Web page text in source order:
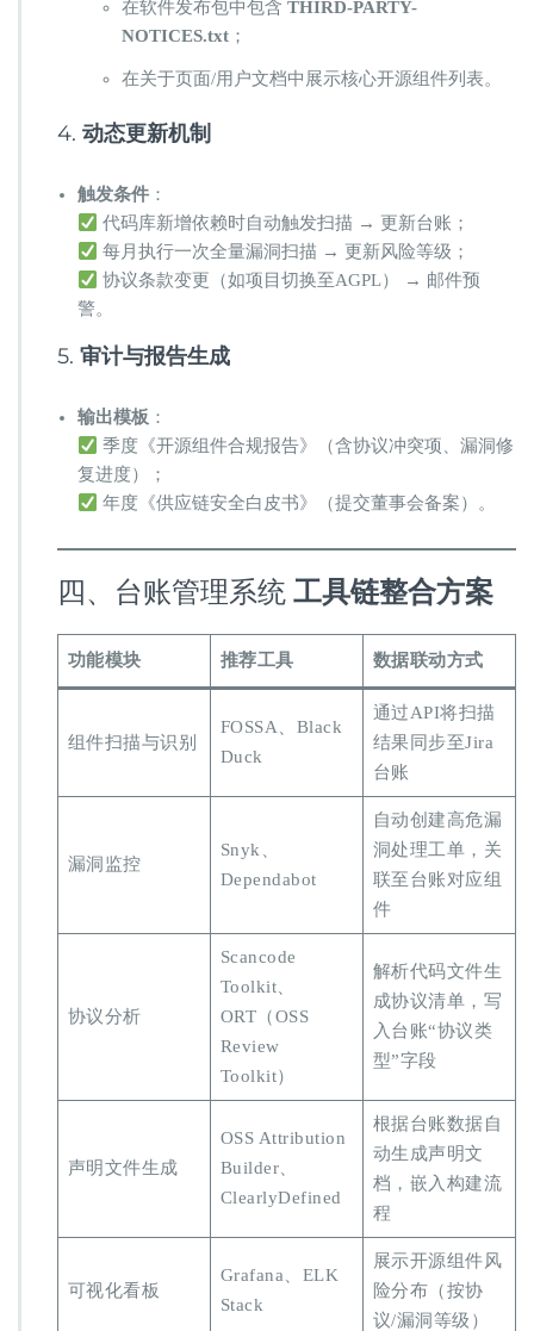
在软件发布包中包含 ​ THIRD-PARTY-
NOTICES.txt；
在关于页面/用户文档中展示核心开源组件列表。
4. ​ 动态更新机制
触发条件 ：
代码库新增依赖时自动触发扫描 → 更新台账；
每月执行一次全量漏洞扫描 → 更新风险等级；
协议条款变更（如项目切换至AGPL） → 邮件预
警。
5. ​ 审计与报告生成
输出模板 ：
季度《开源组件合规报告》（含协议冲突项、漏洞修
复进度）；
年度《供应链安全白皮书》（提交董事会备案）。
四、台账管理系统 ​ 工具链整合方案
功能模块 推荐工具 数据联动方式
组件扫描与识别
FOSSA、Black
Duck
通过API将扫描
结果同步至Jira
台账
漏洞监控
Snyk、
Dependabot
自动创建高危漏
洞处理工单，关
联至台账对应组
件
协议分析
Scancode
Toolkit、
ORT（OSS
Review
Toolkit）
解析代码文件生
成协议清单，写
入台账“协议类
型”字段
声明文件生成
OSS Attribution
Builder、
ClearlyDefined
根据台账数据自
动生成声明文
档，嵌入构建流
程
可视化看板
Grafana、ELK
Stack
展示开源组件风
险分布（按协
议/漏洞等级）